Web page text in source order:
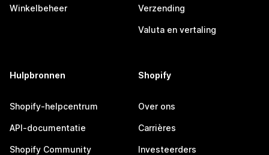
Winkelbeheer Verzending
Valuta en vertaling
Hulpbronnen
Shopify-helpcentrum
API-documentatie
Shopify Community
Shopify
Over ons
Carrières
Investeerders